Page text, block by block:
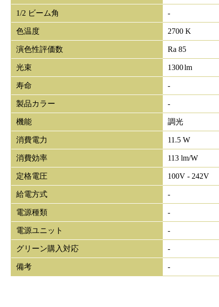
1/2 ビーム角 -
色温度 2700 K
演色性評価数 Ra 85
光束 1300lm
寿命 -
製品カラー -
機能 調光
消費電力 11.5 W
消費効率 113 lm/W
定格電圧 100V - 242V
給電方式 -
電源種類 -
電源ユニット -
グリーン購入対応 -
備考 -